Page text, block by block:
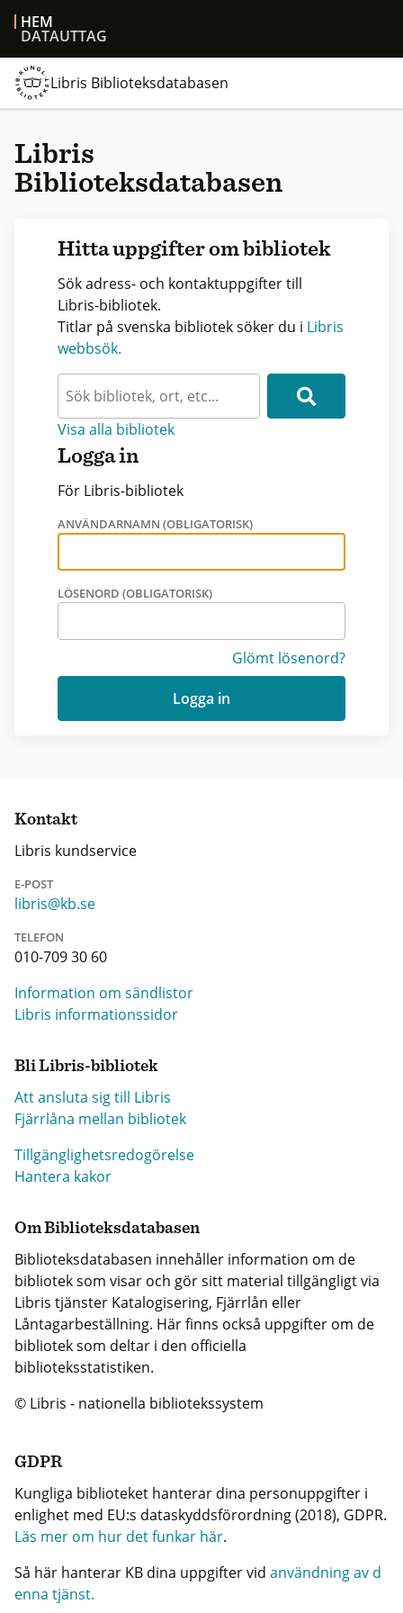
HEM
DATAUTTAG
Libris Biblioteksdatabasen
Libris
Biblioteksdatabasen
Hitta uppgifter om bibliotek
Sök adress- och kontaktuppgifter till
Libris-bibliotek.
Titlar på svenska bibliotek söker du i Libris
webbsök.
Visa alla bibliotek
Logga in
För Libris-bibliotek
ANVÄNDARNAMN (OBLIGATORISK)
LÖSENORD (OBLIGATORISK)
Glömt lösenord?
Logga in
Kontakt
Libris kundservice
E-POST
libris@kb.se
TELEFON
010-709 30 60
Information om sändlistor
Libris informationssidor
Bli Libris-bibliotek
Att ansluta sig till Libris
Fjärrlåna mellan bibliotek
Tillgänglighetsredogörelse
Hantera kakor
Om Biblioteksdatabasen
Biblioteksdatabasen innehåller information om de
bibliotek som visar och gör sitt material tillgängligt via
Libris tjänster Katalogisering, Fjärrlån eller
Låntagarbeställning. Här finns också uppgifter om de
bibliotek som deltar i den officiella
biblioteksstatistiken.
© Libris - nationella bibliotekssystem
GDPR
Kungliga biblioteket hanterar dina personuppgifter i
enlighet med EU:s dataskyddsförordning (2018), GDPR.
Läs mer om hur det funkar här.
Så här hanterar KB dina uppgifter vid användning av d
enna tjänst.